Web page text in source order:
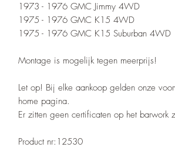
1973 - 1976 GMC Jimmy 4WD
1975 - 1976 GMC K15 4WD
1975 - 1976 GMC K15 Suburban 4WD
Montage is mogelijk tegen meerprijs!
Let op! Bij elke aankoop gelden onze
home pagina.
Er zitten geen certificaten op het barwork
Product nr:12530